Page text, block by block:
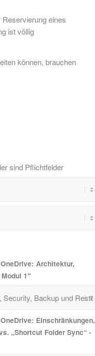
eines
ist völlig
können, brauchen
sind Pflichtfelder
Architektur,
1"
Einschränkungen,
„Shortcut Folder Sync“ -